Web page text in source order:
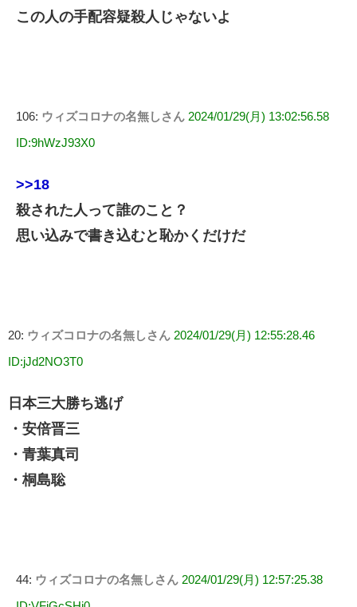
この人の手配容疑殺人じゃないよ
106: ウィズコロナの名無しさん 2024/01/29(月) 13:02:56.58
ID:9hWzJ93X0
>>18
殺された人って誰のこと？
思い込みで書き込むと恥かくだけだ
20: ウィズコロナの名無しさん 2024/01/29(月) 12:55:28.46
ID:jJd2NO3T0
日本三大勝ち逃げ
・安倍晋三
・青葉真司
・桐島聡
44: ウィズコロナの名無しさん 2024/01/29(月) 12:57:25.38